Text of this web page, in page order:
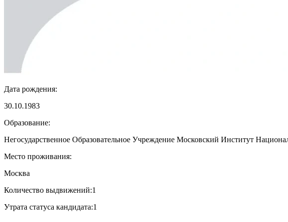
Дата рождения:
30.10.1983
Образование:
Негосударственное Образовательное Учреждение Московский Институт
Место проживания:
Москва
Количество выдвижений:1
Утрата статуса кандидата:1